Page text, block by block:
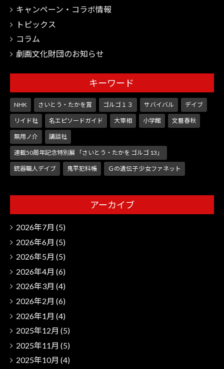
キャンペーン・コラボ情報
トピックス
コラム
劇画文化財団のお知らせ
キーワード
NHK さいとう・たかを賞 ゴルゴ１３ サバイバル デイブ
リイド社 名エピソードガイド 大宰相 小学館 文藝春秋
無用ノ介 講談社
連載50周年記念特別展 「さいとう・たかを ゴルゴ 13」
銃器職人デイブ 鬼平犯科帳 Ｇの遺伝子 少女ファネット
アーカイブ
2026年7月 (5)
2026年6月 (5)
2026年5月 (5)
2026年4月 (6)
2026年3月 (4)
2026年2月 (6)
2026年1月 (4)
2025年12月 (5)
2025年11月 (5)
2025年10月 (4)